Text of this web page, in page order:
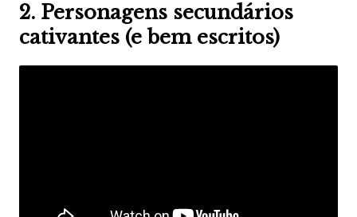
2. Personagens secundários
cativantes (e bem escritos)